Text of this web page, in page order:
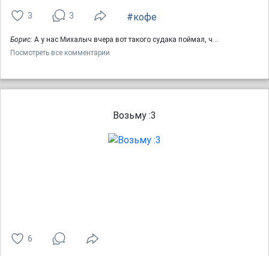
3 3 #кофе
Борис: А у нас Михалыч вчера вот такого судака поймал, ч…
Посмотреть все комментарии
Возьму :3
6